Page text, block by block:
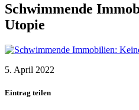
Schwimmende
Utopie
5. April 2022
Eintrag teilen